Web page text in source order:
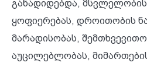
განადიდებდა,
ყოფიერებას, დროითობის
მარადისობას,
აუცილებლობას,